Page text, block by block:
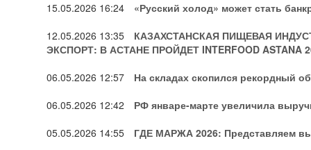
15.05.2026 16:24
«Русский холод» может стать
12.05.2026 13:35
КАЗАХСТАНСКАЯ ПИЩЕВАЯ
ЭКСПОРТ: В АСТАНЕ ПРОЙДЕТ INTERFOOD ASTANA
06.05.2026 12:57
На складах скопился рекордный
06.05.2026 12:42
РФ январе-марте увеличила
05.05.2026 14:55
ГДЕ МАРЖА 2026: Представляем